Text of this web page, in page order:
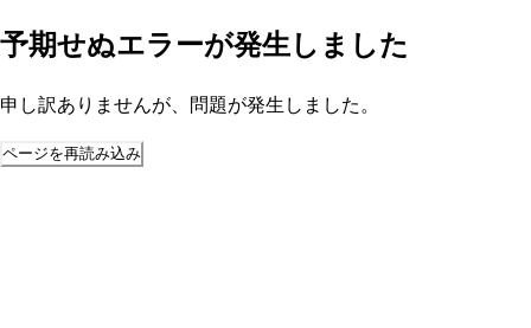
予期せぬエラーが発生しました
申し訳ありませんが、問題が発生しました。
ページを再読み込み